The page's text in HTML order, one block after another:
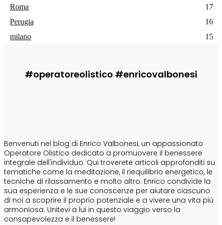
Roma
17
Perugia
16
milano
15
#operatoreolistico #enricovalbonesi
Benvenuti nel blog di Enrico Valbonesi, un appassionato
Operatore Olistico dedicato a promuovere il benessere
integrale dell'individuo. Qui troverete articoli approfonditi su
tematiche come la meditazione, il riequilibrio energetico, le
tecniche di rilassamento e molto altro. Enrico condivide la
sua esperienza e le sue conoscenze per aiutare ciascuno
di noi a scoprire il proprio potenziale e a vivere una vita più
armoniosa. Unitevi a lui in questo viaggio verso la
consapevolezza e il benessere!